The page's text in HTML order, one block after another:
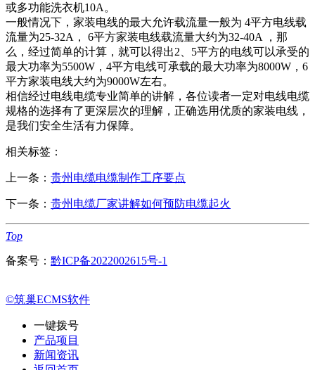
或多功能洗衣机10A。
一般情况下，家装电线的最大允许载流量一般为 4平方电线载
流量为25-32A， 6平方家装电线载流量大约为32-40A ，那
么，经过简单的计算，就可以得出2、5平方的电线可以承受的
最大功率为5500W，4平方电线可承载的最大功率为8000W，6
平方家装电线大约为9000W左右。
相信经过电线电缆专业简单的讲解，各位读者一定对电线电缆
规格的选择有了更深层次的理解，正确选用优质的家装电线，
是我们安全生活有力保障。
相关标签：
上一条： 贵州电缆电缆制作工序要点
下一条： 贵州电缆厂家讲解如何预防电缆起火
Top
备案号： 黔ICP备2022002615号-1
©筑巢ECMS软件
一键拨号
产品项目
新闻资讯